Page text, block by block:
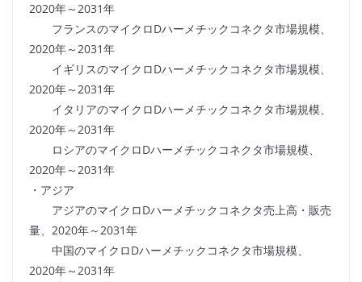
2020年～2031年
フランスのマイクロDハーメチックコネクタ市場規模、
2020年～2031年
イギリスのマイクロDハーメチックコネクタ市場規模、
2020年～2031年
イタリアのマイクロDハーメチックコネクタ市場規模、
2020年～2031年
ロシアのマイクロDハーメチックコネクタ市場規模、
2020年～2031年
・アジア
アジアのマイクロDハーメチックコネクタ売上高・販売
量、2020年～2031年
中国のマイクロDハーメチックコネクタ市場規模、
2020年～2031年